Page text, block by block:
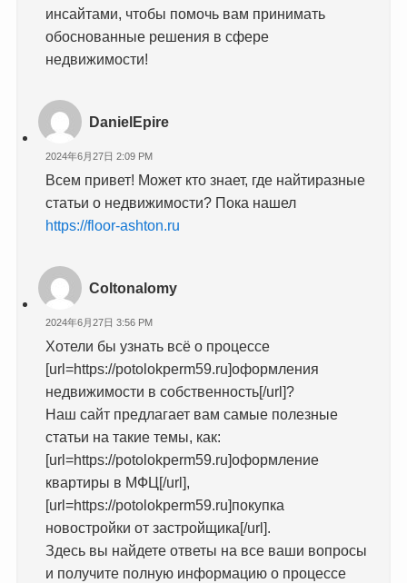
инсайтами, чтобы помочь вам принимать
обоснованные решения в сфере
недвижимости!
DanielEpire
2024年6月27日 2:09 PM
Всем привет! Может кто знает, где найтиразные
статьи о недвижимости? Пока нашел
https://floor-ashton.ru
Coltonalomy
2024年6月27日 3:56 PM
Хотели бы узнать всё о процессе
[url=https://potolokperm59.ru]оформления
недвижимости в собственность[/url]?
Наш сайт предлагает вам самые полезные
статьи на такие темы, как:
[url=https://potolokperm59.ru]оформление
квартиры в МФЦ[/url],
[url=https://potolokperm59.ru]покупка
новостройки от застройщика[/url].
Здесь вы найдете ответы на все ваши вопросы
и получите полную информацию о процессе